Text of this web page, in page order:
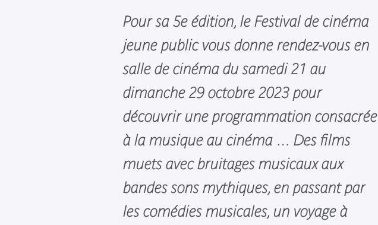
Pour sa 5e édition, le Festival de cinéma
jeune public vous donne rendez-vous en
salle de cinéma du samedi 21 au
dimanche 29 octobre 2023 pour
découvrir une programmation consacrée
à la musique au cinéma … Des films
muets avec bruitages musicaux aux
bandes sons mythiques, en passant par
les comédies musicales, un voyage à